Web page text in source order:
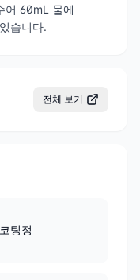
어 60mL 물에
습니다.
전체 보기
팅정